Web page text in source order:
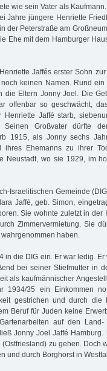
wie sein Vater als
Jahre jüngere Henriette
der Peterstraße am
Ehe mit dem Hamburger
Jaffés erster Sohn
keinen Namen. Rund
die Eltern Jonny Joel. Die
offenbar so geschwächt,
Jaffé starb,
Großvater dürfte
1915, als Jonny sechs
Ehemanns zu ihrer
Neustadt, wo sie 1929, im
Israelitischen Gemeinde
Jaffé, geb. Simon,
Sie wohnte zuletzt in der
Zimmervermietung. Sie
haben.
in die DIG ein. Er war ledig.
bei seiner Stiefmutter in
als kaufmännischer
1934/35 ein Einkommen
gestrichen und durch die
Beruf für Juden keine
auf den Land-
Jonny Joel Jaffé
zu gehen. Doch
und durch Borghorst in